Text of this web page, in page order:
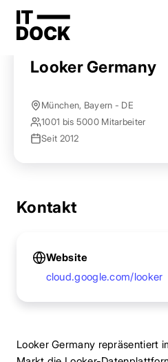
Startseite Anbieter finden
Looker Germany
München, Bayern - DE
1001 bis 5000 Mitarbeiter
Seit 2012
Kontakt
Website
cloud.google.com/looker
Looker Germany repräsentiert